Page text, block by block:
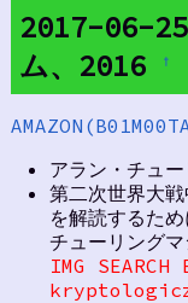
2017-06-
ム、2016
†
アラン・チュ
第二次世界大戦
を解読するた
チューリング
IMG